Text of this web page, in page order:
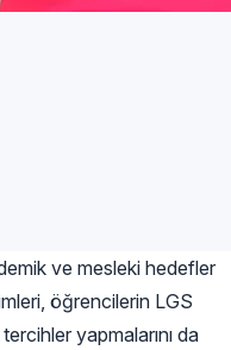
ve mesleki hedefler
öğrencilerin LGS
yapmalarını da